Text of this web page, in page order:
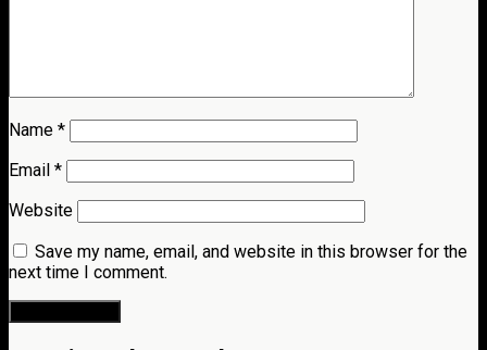
Name *
Email *
Website
Save my name, email, and website in this browser for the
next time I comment.